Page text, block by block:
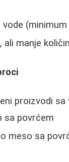
(minimum
manje
proizvodi
sa povrćem
meso sa